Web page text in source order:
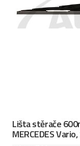
Lišta stěrače
MERCEDES